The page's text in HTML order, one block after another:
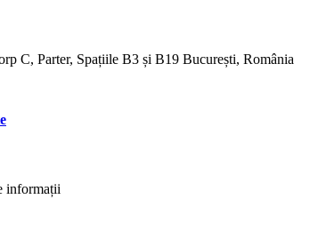
C, Parter, Spațiile B3 și B19 București, România
informații